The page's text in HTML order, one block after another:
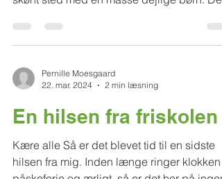
have været på skolen i et par uger. Sikke et
skønt sted med en masse dejlige børn. Det
22. mar. 2024
2 min læsning
En hilsen fra friskolen
Kære alle Så er det blevet tid til en sidste